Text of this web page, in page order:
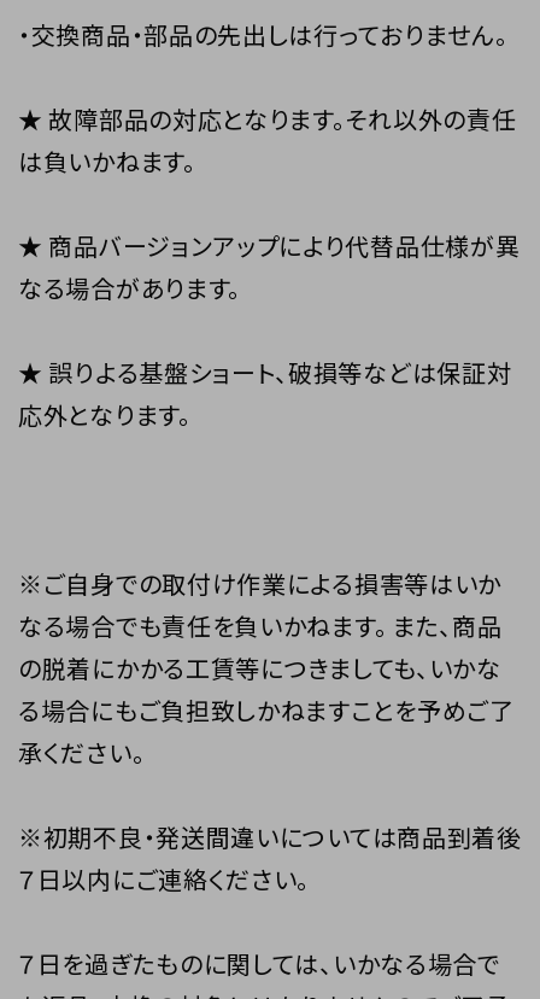
・交換商品・部品の先出しは行っておりません。
★ 故障部品の対応となります。それ以外の責任
は負いかねます。
★ 商品バージョンアップにより代替品仕様が異
なる場合があります。
★ 誤りよる基盤ショート、破損等などは保証対
応外となります。
※ご自身での取付け作業による損害等はいか
なる場合でも責任を負いかねます。 また、商品
の脱着にかかる工賃等につきましても、いかな
る場合にもご負担致しかねますことを予めご了
承ください。
※初期不良・発送間違いについては商品到着後
７日以内にご連絡ください。
７日を過ぎたものに関しては、いかなる場合で